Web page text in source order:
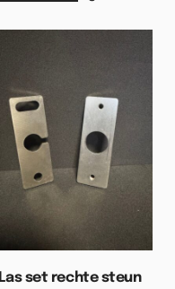
Las set rechte steun